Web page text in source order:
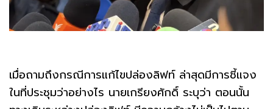
เมื่อถามถึงกรณีการแก้ไขปล่องลิฟท์ ล่าสุดมีการชี้แจง
ในที่ประชุมว่าอย่างไร นายเกรียงศักดิ์ ระบุว่า ตอนนั้น